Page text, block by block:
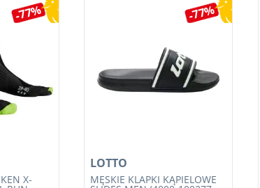
-77%
X-
-77%
MĘSKIE KLAPKI KĄPIELOWE
LOTTO